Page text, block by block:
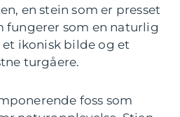
en stein som er presset
fungerer som en naturlig
ikonisk bilde og et
turgåere.
foss som